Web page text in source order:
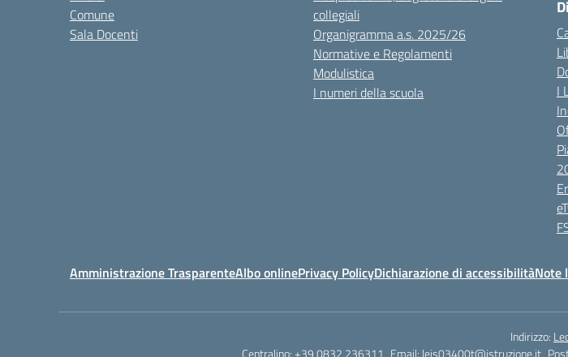
Comune
Sala Docenti
collegiali
Organigramma a.s. 2025/26
Normative e Regolamenti
Modulistica
I numeri della scuola
I
Amministrazione TrasparenteAlbo onlinePrivacy PolicyDichiarazione di accessibilitàNote
Indirizzo:
Centralino:+39 0832 236311 Email: leis03400t@istruzione.it